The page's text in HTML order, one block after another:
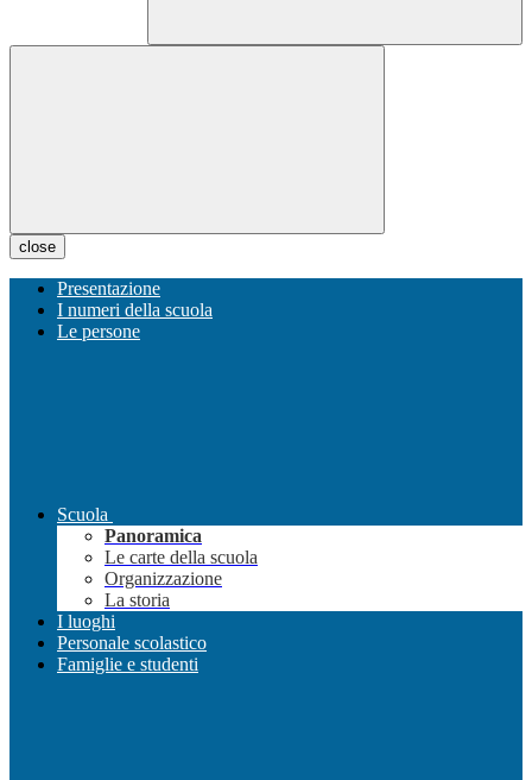
close
Presentazione
I numeri della scuola
Le persone
Scuola
Panoramica
Le carte della scuola
Organizzazione
La storia
I luoghi
Personale scolastico
Famiglie e studenti